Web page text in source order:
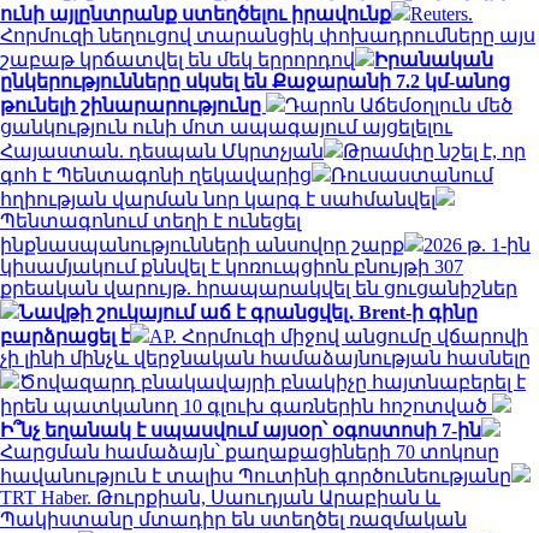
ունի այլընտրանք ստեղծելու իրավունք
Reuters.
Հորմուզի նեղուցով տարանցիկ փոխադրումները այս
շաբաթ կրճատվել են մեկ երրորդով
Իրանական
ընկերությունները սկսել են Քաջարանի 7.2 կմ-անոց
թունելի շինարարությունը
Դարոն Աճեմօղլուն մեծ
ցանկություն ունի մոտ ապագայում այցելելու
Հայաստան. դեսպան Մկրտչյան
Թրամփը նշել է, որ
գոհ է Պենտագոնի ղեկավարից
Ռուսաստանում
հղիության վարման նոր կարգ է սահմանվել
Պենտագոնում տեղի է ունեցել
ինքնասպանությունների անսովոր շարք
2026 թ. 1-ին
կիսամյակում քննվել է կոռուպցիոն բնույթի 307
քրեական վարույթ. հրապարակվել են ցուցանիշներ
Նավթի շուկայում աճ է գրանցվել․ Brent-ի գինը
բարձրացել է
AP. Հորմուզի միջով անցումը վճարովի
չի լինի մինչև վերջնական համաձայնության հասնելը
Ծովազարդ բնակավայրի բնակիչը հայտնաբերել է
իրեն պատկանող 10 գլուխ գառներին հոշոտված
Ի՞նչ եղանակ է սպասվում այսօր՝ օգոստոսի 7-ին
Հարցման համաձայն՝ քաղաքացիների 70 տոկոսը
հավանություն է տալիս Պուտինի գործունեությանը
TRT Haber. Թուրքիան, Սաուդյան Արաբիան և
Պակիստանը մտադիր են ստեղծել ռազմական